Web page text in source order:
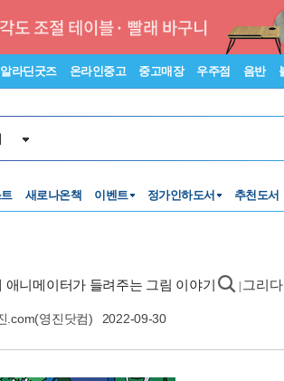
알라딘굿즈 온라인중고 중고매장 우주점 음반
새로나온책 이벤트 정가인하도서 추천도서
애니메이터가 들려주는 그림 이야기 그리다
.com(영진닷컴) 2022-09-30